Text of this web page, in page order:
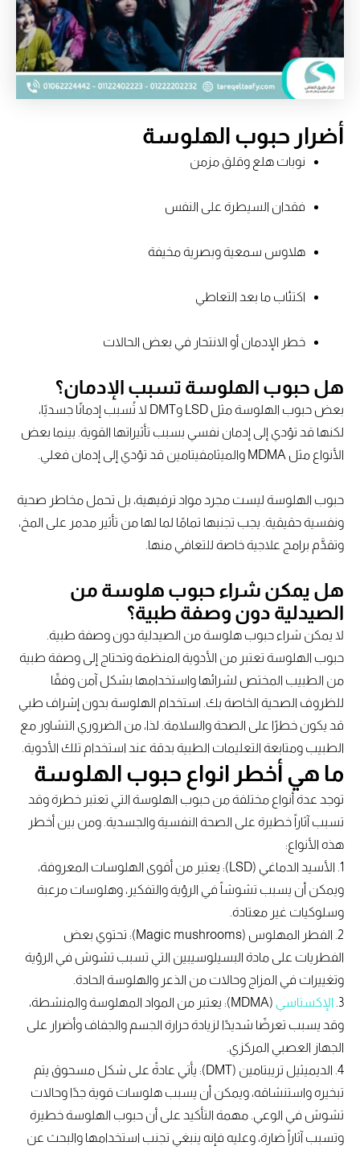
أضرار حبوب الهلوسة
نوبات هلع وقلق مزمن
فقدان السيطرة على النفس
هلاوس سمعية وبصرية مخيفة
اكتئاب ما بعد التعاطي
خطر الإدمان أو الانتحار في بعض الحالات
هل حبوب الهلوسة تسبب الإدمان؟
بعض حبوب الهلوسة مثل LSD وDMT لا تُسبب إدمانًا جسديًا،
لكنها قد تؤدي إلى إدمان نفسي بسبب تأثيراتها القوية. بينما بعض
الأنواع مثل MDMA والميثامفيتامين قد تؤدي إلى إدمان فعلي.
حبوب الهلوسة ليست مجرد مواد ترفيهية، بل تحمل مخاطر صحية
ونفسية حقيقية. يجب تجنبها تمامًا لما لها من تأثير مدمر على المخ،
وتقدَّم برامج علاجية خاصة للتعافي منها.
هل يمكن شراء حبوب هلوسة من
الصيدلية دون وصفة طبية؟
لا يمكن شراء حبوب هلوسة من الصيدلية دون وصفة طبية.
حبوب الهلوسة تعتبر من الأدوية المنظمة وتحتاج إلى وصفة طبية
من الطبيب المختص لشرائها واستخدامها بشكل آمن وفقًا
للظروف الصحية الخاصة بك. استخدام الهلوسة بدون إشراف طبي
قد يكون خطرًا على الصحة والسلامة. لذا، من الضروري التشاور مع
الطبيب ومتابعة التعليمات الطبية بدقة عند استخدام تلك الأدوية.
ما هي أخطر انواع حبوب الهلوسة
توجد عدة أنواع مختلفة من حبوب الهلوسة التي تعتبر خطرة وقد
تسبب آثاراً خطيرة على الصحة النفسية والجسدية. ومن بين أخطر
هذه الأنواع:
1. الأسيد الدماغي (LSD): يعتبر من أقوى الهلوسات المعروفة،
ويمكن أن يسبب تشوشاً في الرؤية والتفكير، وهلوسات مرعبة
وسلوكيات غير معتادة.
2. الفطر المهلوس (Magic mushrooms): تحتوي بعض
الفطريات على مادة البسيلوسيبين التي تسبب تشوش في الرؤية
وتغييرات في المزاج وحالات من الذعر والهلوسة الحادة.
الإكستاسي
(MDMA): يعتبر من المواد المهلوسة والمنشطة،
وقد يسبب تعرضًا شديدًا لزيادة حرارة الجسم والجفاف وأضرار على
الجهاز العصبي المركزي.
4. الديميثيل تريبتامين (DMT): يأتي عادةً على شكل مسحوق يتم
تبخيره واستنشاقه، ويمكن أن يسبب هلوسات قوية جدًا وحالات
تشوش في الوعي. مهمة التأكيد على أن حبوب الهلوسة خطيرة
وتسبب آثاراً ضارة، وعليه فإنه ينبغي تجنب استخدامها والبحث عن